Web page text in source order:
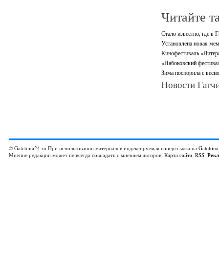
Читайте
Стало известно, где в
Установлена новая
Кинофестиваль
«Набоковский
Зима поспорила с
Новости
© Gatchina24.ru При использовании материалов индексируемая гиперссылка на
Мнение редакции может не всегда совпадать с мнением авторов. Карта сайта, RSS,